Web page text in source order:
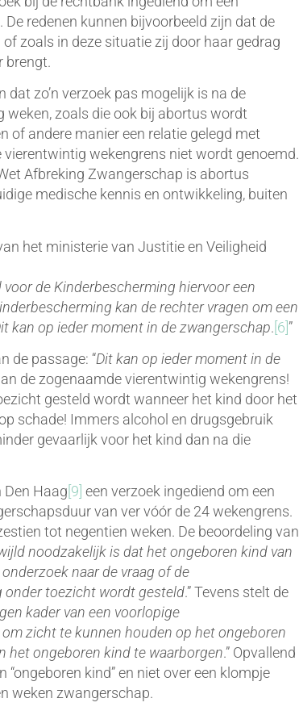
. De redenen kunnen bijvoorbeeld zijn dat de
zoals in deze situatie zij door haar gedrag
brengt.
dat zo’n verzoek pas mogelijk is na de
zoals die ook bij abortus wordt
of andere manier een relatie gelegd met
wekengrens niet wordt genoemd.
Afbreking Zwangerschap is abortus
medische kennis en ontwikkeling, buiten
het ministerie van Justitie en Veiligheid
de Kinderbescherming hiervoor een
kan de rechter vragen om een
kan op ieder moment in de zwangerschap.[6]”
de passage: “Dit kan op ieder moment in de
de zogenaamde vierentwintig wekengrens!
gesteld wordt wanneer het kind door het
schade! Immers alcohol en drugsgebruik
gevaarlijk voor het kind dan na die
Haag [9] een verzoek ingediend om een
van ver vóór de 24 wekengrens.
tot negentien weken. De beoordeling van
noodzakelijk is dat het ongeboren kind van
naar de vraag of de
onder toezicht wordt gesteld.” Tevens stelt de
kader van een voorlopige
zicht te kunnen houden op het ongeboren
het ongeboren kind te waarborgen.” Opvallend
kind” en niet over een klompje
weken zwangerschap.